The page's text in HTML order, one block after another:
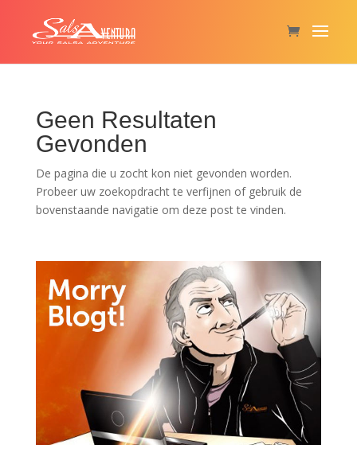
Geen Resultaten
Gevonden
De pagina die u zocht kon niet gevonden worden.
Probeer uw zoekopdracht te verfijnen of gebruik de
bovenstaande navigatie om deze post te vinden.